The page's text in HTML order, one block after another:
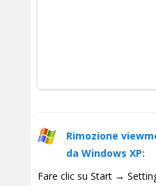
Rimozione
da Windows XP:
Fare clic su Start →